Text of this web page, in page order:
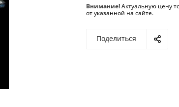
Внимание!Актуальную цену
от указанной на сайте.
Поделиться